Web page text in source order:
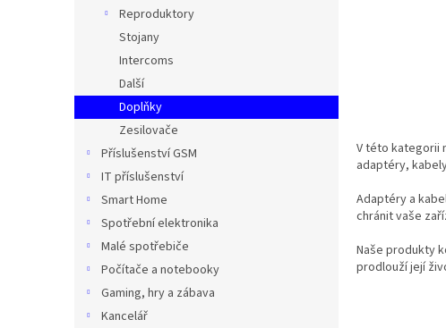
Reproduktory
Stojany
Intercoms
Další
Doplňky
Zesilovače
Příslušenství GSM
IT příslušenství
Smart Home
Spotřební elektronika
Malé spotřebiče
Počítače a notebooky
Gaming, hry a zábava
Kancelář
V této kategorii
adaptéry,
Adaptéry a
chránit vaše
Naše produkty
prodlouží její